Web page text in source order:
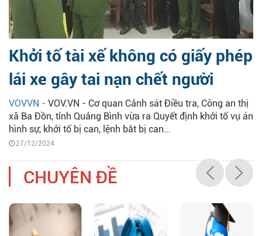
Khởi tố tài xế không có giấy phép
lái xe gây tai nạn chết người
VOVVN - VOV.VN - Cơ quan Cảnh sát Điều tra, Công an thị
xã Ba Đồn, tỉnh Quảng Bình vừa ra Quyết định khởi tố vụ án
hình sự, khởi tố bị can, lệnh bắt bị can...
27/12/2024
CHUYÊN ĐỀ